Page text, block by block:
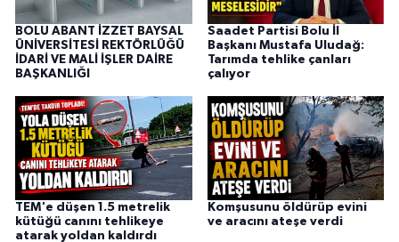
BOLU ABANT İZZET BAYSAL
ÜNİVERSİTESİ REKTÖRLÜĞÜ
İDARİ VE MALİ İŞLER DAİRE
BAŞKANLIĞI
Saadet Partisi Bolu İl
Başkanı Mustafa Uludağ:
Tarımda tehlike çanları
çalıyor
TEM'e düşen 1.5 metrelik
kütüğü canını tehlikeye
atarak yoldan kaldırdı
Komşusunu öldürüp evini
ve aracını ateşe verdi